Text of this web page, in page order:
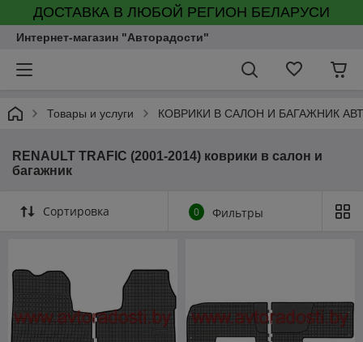
ДОСТАВКА В ЛЮБОЙ РЕГИОН БЕЛАРУСИ
Интернет-магазин "Авторадости"
Товары и услуги КОВРИКИ В САЛОН И БАГАЖНИК
RENAULT TRAFIC (2001-2014) коврики в салон и
багажник
Сортировка 0 Фильтры